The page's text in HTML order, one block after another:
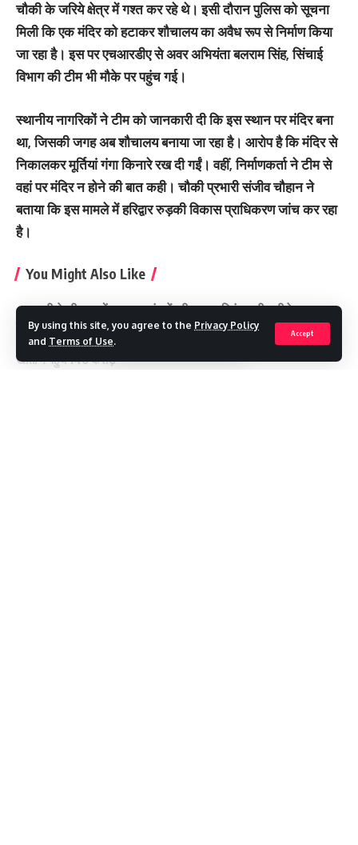
By using this site, you agree to the Privacy Policy
and Terms of Use.
Accept
चौकी के जरिये क्षेत्र में गश्त कर रहे थे। इसी दौरान पुलिस को सूचना
मिली कि एक मंदिर को हटाकर शौचालय का अवैध रूप से निर्माण किया
जा रहा है। इस पर एचआरडीए से अवर अभियंता बलराम सिंह, सिंचाई
विभाग की टीम भी मौके पर पहुंच गई।
स्थानीय नागरिकों ने टीम को जानकारी दी कि इस स्थान पर मंदिर बना
था, जिसकी जगह अब शौचालय बनाया जा रहा है। आरोप है कि मंदिर से
निकालकर मूर्तियां गंगा किनारे रख दी गईं। वहीं, निर्माणकर्ता ने टीम से
वहां पर मंदिर न होने की बात कही। चौकी प्रभारी संजीव चौहान ने
बताया कि इस मामले में हरिद्वार रुड़की विकास प्राधिकरण जांच कर रहा
है।
You Might Also Like
नकली डेयरी उत्पादों पर उत्तराखंड में पूरी तरह प्रतिबंध, पनीर-घी के नाम पर
नहीं चलेगा खेल
पेंशन से मजबूत हुआ सामाजिक सुरक्षा का भरोसा, 9.87 लाख लाभार्थियों के
खातों में पहुंचे 146 करोड़